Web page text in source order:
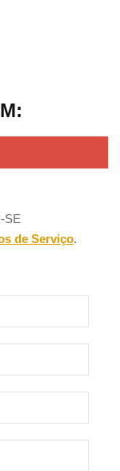
SE
de Serviço.